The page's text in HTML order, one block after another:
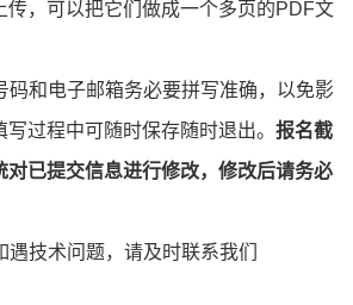
传，可以把它们做成一个多页的PDF文
和电子邮箱务必要拼写准确，以免影
过程中可随时保存随时退出。 报名截
对已提交信息进行修改，修改后请务必
技术问题，请及时联系我们